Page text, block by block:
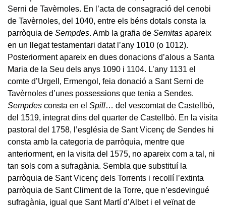
Serni de Tavèrnoles. En l’acta de consagració del cenobi
de Tavèrnoles, del 1040, entre els béns dotals consta la
parròquia de Sempdes. Amb la grafia de Semitas apareix
en un llegat testamentari datat l’any 1010 (o 1012).
Posteriorment apareix en dues donacions d’alous a Santa
Maria de la Seu dels anys 1090 i 1104. L’any 1131 el
comte d’Urgell, Ermengol, feia donació a Sant Serni de
Tavèrnoles d’unes possessions que tenia a Sendes.
Sempdes consta en el Spill… del vescomtat de Castellbò,
del 1519, integrat dins del quarter de Castellbò. En la visita
pastoral del 1758, l’església de Sant Vicenç de Sendes hi
consta amb la categoria de parròquia, mentre que
anteriorment, en la visita del 1575, no apareix com a tal, ni
tan sols com a sufragània. Sembla que substituí la
parròquia de Sant Vicenç dels Torrents i recollí l’extinta
parròquia de Sant Climent de la Torre, que n’esdevingué
sufragània, igual que Sant Martí d’Albet i el veïnat de